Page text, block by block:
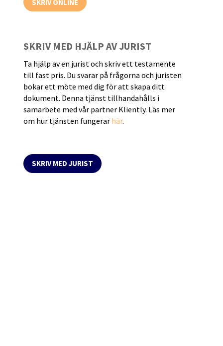
SKRIV ONLINE
SKRIV MED HJÄLP AV JURIST
Ta hjälp av en jurist och skriv ett testamente
till fast pris. Du svarar på frågorna och juristen
bokar ett möte med dig för att skapa ditt
dokument. Denna tjänst tillhandahålls i
samarbete med vår partner Kliently. Läs mer
om hur tjänsten fungerar här.
SKRIV MED JURIST